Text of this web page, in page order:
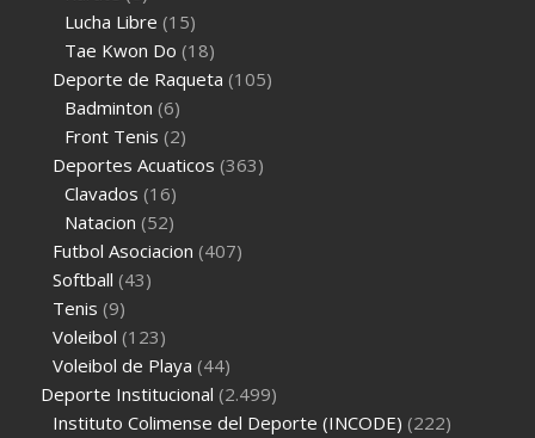
Lucha Libre (15)
Tae Kwon Do (18)
Deporte de Raqueta (105)
Badminton (6)
Front Tenis (2)
Deportes Acuaticos (363)
Clavados (16)
Natacion (52)
Futbol Asociacion (407)
Softball (43)
Tenis (9)
Voleibol (123)
Voleibol de Playa (44)
Deporte Institucional (2.499)
Instituto Colimense del Deporte (INCODE) (222)